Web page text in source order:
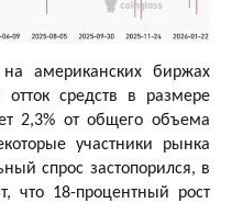
американских биржах
отток средств в размере
2,3% от общего объема
участники рынка
спрос застопорился, в
что 18-процентный рост